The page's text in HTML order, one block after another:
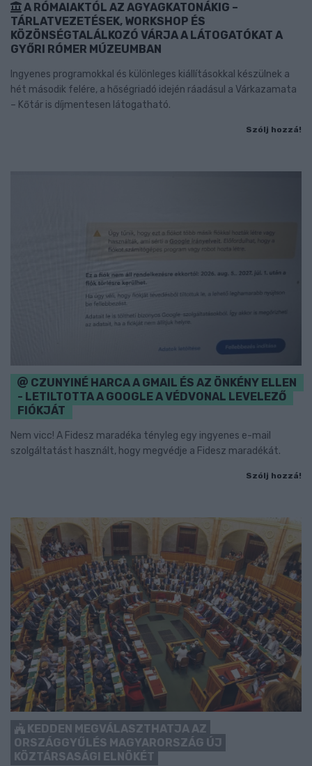
A RÓMAIAKTÓL AZ AGYAGKATONÁKIG –
TÁRLATVEZETÉSEK, WORKSHOP ÉS
KÖZÖNSÉGTALÁLKOZÓ VÁRJA A LÁTOGATÓKAT A
GYŐRI RÓMER MÚZEUMBAN
Ingyenes programokkal és különleges kiállításokkal készülnek a
hét második felére, a hőségriadó idején ráadásul a Várkazamata
– Kőtár is díjmentesen látogatható.
Szólj hozzá!
CZUNYINÉ HARCA A GMAIL ÉS AZ ÖNKÉNY ELLEN
- LETILTOTTA A GOOGLE A VÉDVONAL LEVELEZŐ
FIÓKJÁT
Nem vicc! A Fidesz maradéka tényleg egy ingyenes e-mail
szolgáltatást használt, hogy megvédje a Fidesz maradékát.
Szólj hozzá!
KEDDEN MEGVÁLASZTHATJA AZ
ORSZÁGGYŰLÉS MAGYARORSZÁG ÚJ
KÖZTÁRSASÁGI ELNÖKÉT